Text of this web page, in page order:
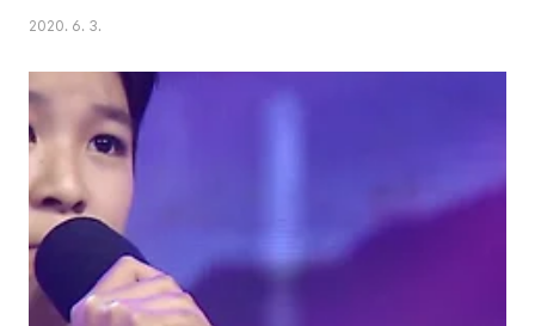
old) 또 하루 멀어져 간다 / Another day goes by 내뿜은 담배 연기처럼 /
memories 무얼 채워 살고 있는지 / What am I filling them with 점점 더
멀어져 간다 / Getting farther and farther away. 머물러 있는 청춘인 줄
알았는데 / I thought this youth would sta..
2020. 6. 3.